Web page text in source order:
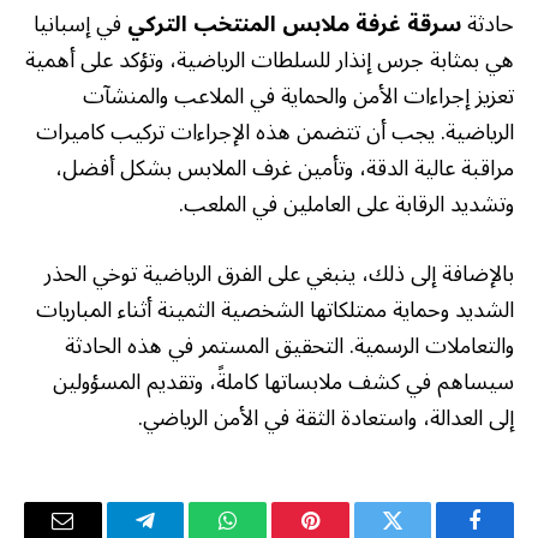
حادثةسرقة غرفة ملابس المنتخب التركيفي إسبانيا
هي بمثابة جرس إنذار للسلطات الرياضية، وتؤكد على أهمية
تعزيز إجراءات الأمن والحماية في الملاعب والمنشآت
الرياضية. يجب أن تتضمن هذه الإجراءات تركيب كاميرات
مراقبة عالية الدقة، وتأمين غرف الملابس بشكل أفضل،
وتشديد الرقابة على العاملين في الملعب.
بالإضافة إلى ذلك، ينبغي على الفرق الرياضية توخي الحذر
الشديد وحماية ممتلكاتها الشخصية الثمينة أثناء المباريات
والتعاملات الرسمية. التحقيق المستمر في هذه الحادثة
سيساهم في كشف ملابساتها كاملةً، وتقديم المسؤولين
إلى العدالة، واستعادة الثقة في الأمن الرياضي.